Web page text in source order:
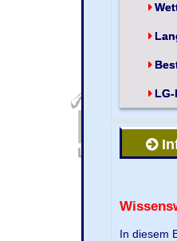
LG-
In diesem